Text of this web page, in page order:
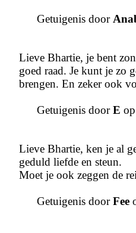
Getuigenis door
Lieve Bhartie, je bent
goed raad. Je kunt je zo
brengen. En zeker ook
Getuigenis doorE
Lieve Bhartie, ken je al
geduld liefde en steun.
Moet je ook zeggen de
Getuigenis doorFee